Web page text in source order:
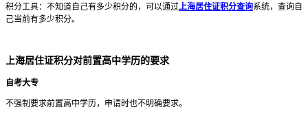
积分工具：不知道自己有多少积分的，可以通过上海居住证积分查询系统，查询自
己当前有多少积分。
上海居住证积分对前置高中学历的要求
自考大专
不强制要求前置高中学历，申请时也不明确要求。